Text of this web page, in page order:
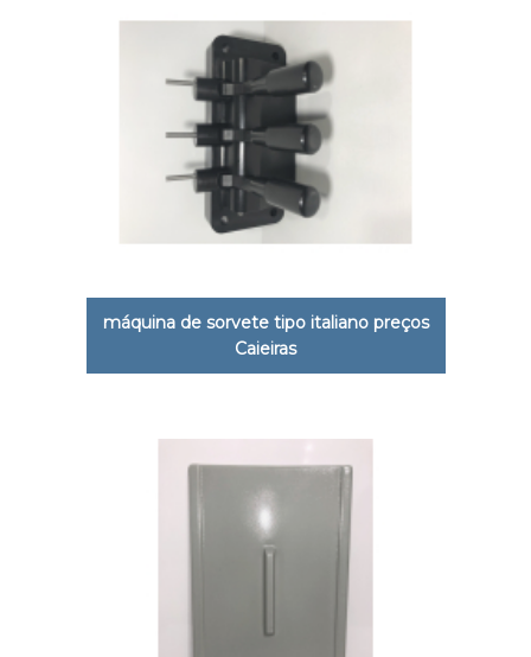
máquina de sorvete tipo italiano preços
Caieiras